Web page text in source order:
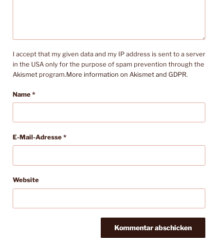
I accept that my given data and my IP address is sent to a server
in the USA only for the purpose of spam prevention through the
Akismet program.More information on Akismet and GDPR.
Name*
E-Mail-Adresse*
Website